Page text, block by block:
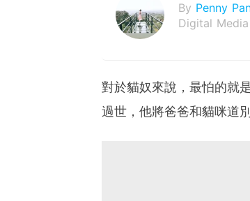
By Penny
Digital
對於貓奴來說，最怕的就
過世，他將爸爸和貓咪道